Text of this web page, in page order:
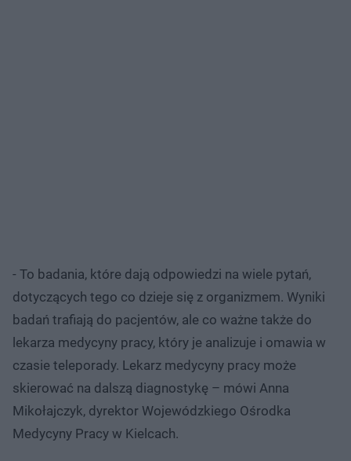
- To badania, które dają odpowiedzi na wiele pytań,
dotyczących tego co dzieje się z organizmem. Wyniki
badań trafiają do pacjentów, ale co ważne także do
lekarza medycyny pracy, który je analizuje i omawia w
czasie teleporady. Lekarz medycyny pracy może
skierować na dalszą diagnostykę – mówi Anna
Mikołajczyk, dyrektor Wojewódzkiego Ośrodka
Medycyny Pracy w Kielcach.